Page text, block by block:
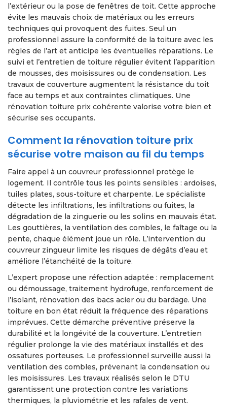
l’extérieur ou la pose de fenêtres de toit. Cette approche
évite les mauvais choix de matériaux ou les erreurs
techniques qui provoquent des fuites. Seul un
professionnel assure la conformité de la toiture avec les
règles de l’art et anticipe les éventuelles réparations. Le
suivi et l’entretien de toiture régulier évitent l’apparition
de mousses, des moisissures ou de condensation. Les
travaux de couverture augmentent la résistance du toit
face au temps et aux contraintes climatiques. Une
rénovation toiture prix cohérente valorise votre bien et
sécurise ses occupants.
Comment la rénovation toiture prix
sécurise votre maison au fil du temps
Faire appel à un couvreur professionnel protège le
logement. Il contrôle tous les points sensibles : ardoises,
tuiles plates, sous-toiture et charpente. Le spécialiste
détecte les infiltrations, les infiltrations ou fuites, la
dégradation de la zinguerie ou les solins en mauvais état.
Les gouttières, la ventilation des combles, le faîtage ou la
pente, chaque élément joue un rôle. L’intervention du
couvreur zingueur limite les risques de dégâts d’eau et
améliore l’étanchéité de la toiture.
L’expert propose une réfection adaptée : remplacement
ou démoussage, traitement hydrofuge, renforcement de
l’isolant, rénovation des bacs acier ou du bardage. Une
toiture en bon état réduit la fréquence des réparations
imprévues. Cette démarche préventive préserve la
durabilité et la longévité de la couverture. L’entretien
régulier prolonge la vie des matériaux installés et des
ossatures porteuses. Le professionnel surveille aussi la
ventilation des combles, prévenant la condensation ou
les moisissures. Les travaux réalisés selon le DTU
garantissent une protection contre les variations
thermiques, la pluviométrie et les rafales de vent.